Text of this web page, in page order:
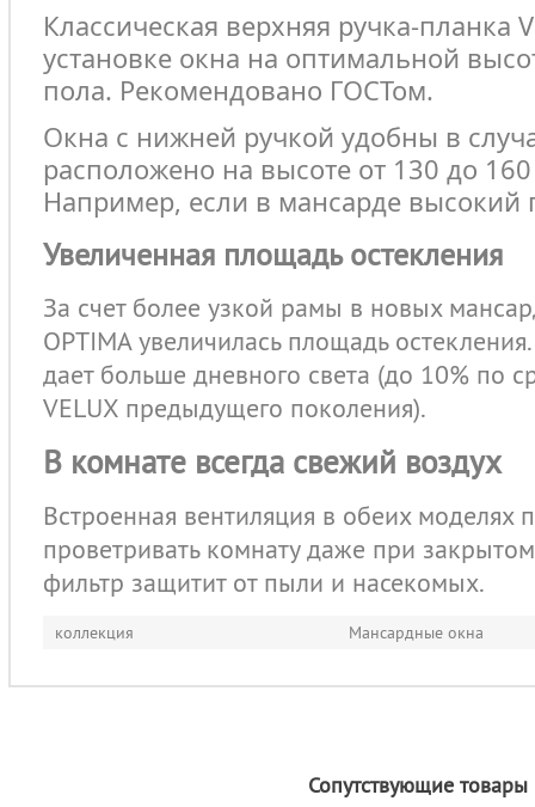
Классическая верхняя ручка-планка
установке окна на оптимальной
пола. Рекомендовано ГОСТом.
Окна с нижней ручкой удобны в
расположено на высоте от 130 до
Например, если в мансарде высокий
Увеличенная площадь остекления
За счет более узкой рамы в новых
OPTIMA увеличилась площадь
дает больше дневного света (до 10% по
VELUX предыдущего поколения).
В комнате всегда свежий воздух
Встроенная вентиляция в обеих моделях
проветривать комнату даже при
фильтр защитит от пыли и насекомых.
коллекция Мансардные окна
Сопутствующие товары